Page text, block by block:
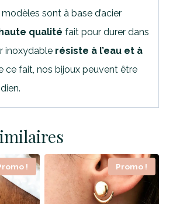
sont à base d’acier
haute qualité fait pour durer dans
inoxydable résiste à l’eau et à
ce fait, nos bijoux peuvent être
! Promo !